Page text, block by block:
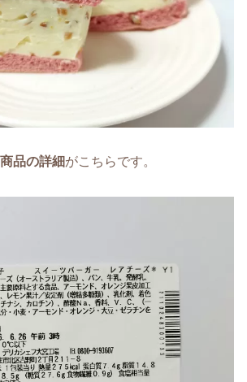
商品の詳細がこちらです。